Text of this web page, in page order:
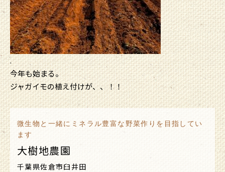
.
今年も始まる。
ジャガイモの植え付けが、、！！
微生物と一緒にミネラル豊富な野菜作りを目指してい
ます
大樹地農園
千葉県佐倉市臼井田